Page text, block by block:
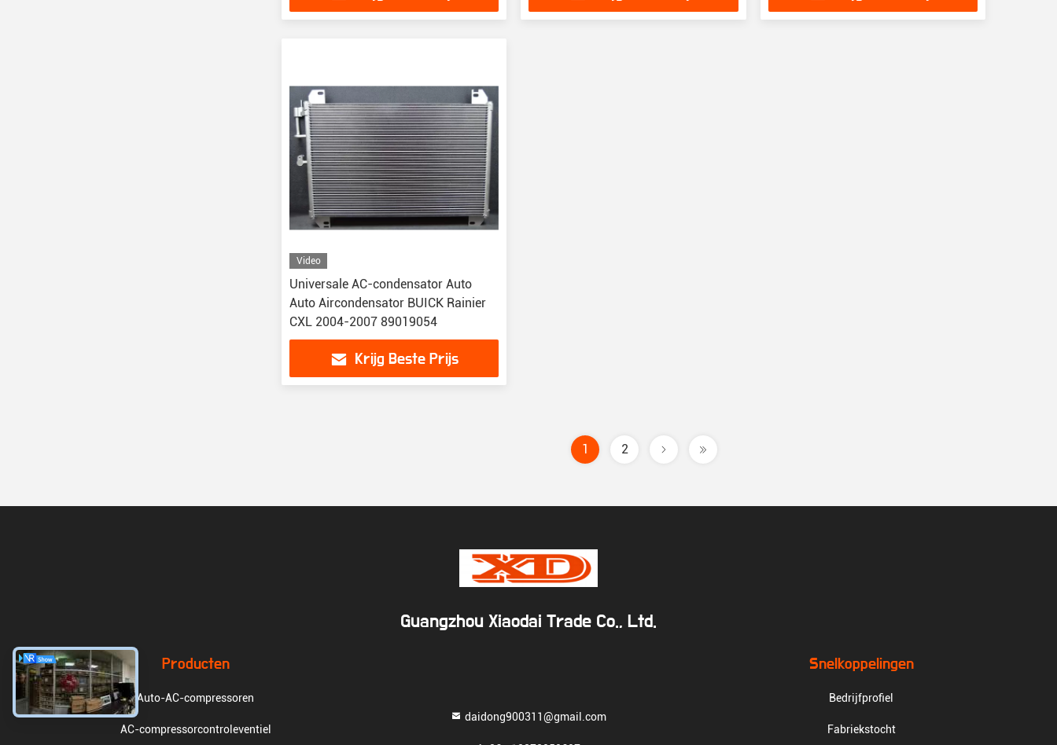
Video
Universale AC-condensator Auto
Auto Aircondensator BUICK Rainier
CXL 2004-2007 89019054
Krijg Beste Prijs
1 2
Guangzhou Xiaodai Trade Co., Ltd.
Producten
Auto-AC-compressoren
AC-compressorcontroleventiel
daidong900311@gmail.com
Snelkoppelingen
Bedrijfprofiel
Fabriekstocht